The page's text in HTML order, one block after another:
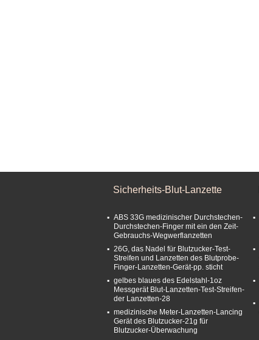
Sicherheits-Blut-Lanzette
ABS 33G medizinischer Durchstechen-
Durchstechen-Finger mit ein den Zeit-
Gebrauchs-Wegwerflanzetten
26G, das Nadel für Blutzucker-Test-
Streifen und Lanzetten des Blutprobe-
Finger-Lanzetten-Gerät-pp. sticht
gelbes blaues des Edelstahl-1oz
Messgerät Blut-Lanzetten-Test-Streifen-
der Lanzetten-28
medizinische Meter-Lanzetten-Lancing
Gerät des Blutzucker-21g für
Blutzucker-Überwachung